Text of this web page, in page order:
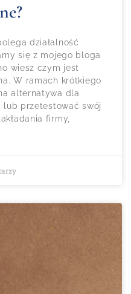
działalność
się z mojego bloga
wiesz czym jest
W ramach krótkiego
alternatywa dla
przetestować swój
firmy,